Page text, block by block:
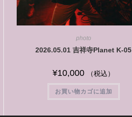
photo
2026.05.01 吉祥寺Planet K-05
¥10,000 （税込）
お買い物カゴに追加